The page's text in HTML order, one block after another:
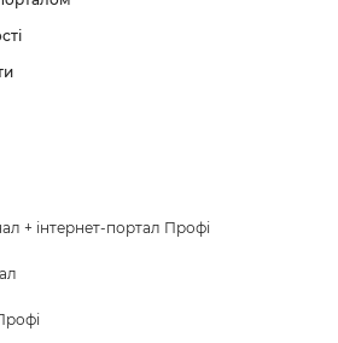
+ інтернет-портал Профі